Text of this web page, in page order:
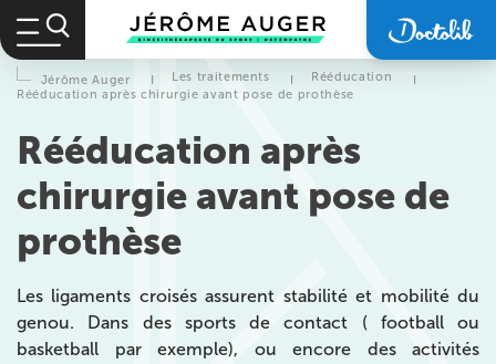
Jérôme Auger I Les traitements I Rééducation
I
Rééducation après chirurgie avant pose de prothèse
Rééducation après
chirurgie avant pose de
prothèse
Les ligaments croisés assurent stabilité et mobilité du
genou. Dans des sports de contact ( football ou
basketball par exemple), ou encore des activités